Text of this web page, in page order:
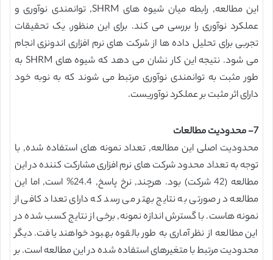
این مطالعه, رابطه میان شیوه های SHRM, توانمندی نوآوری و
عملکرد نوآوری را بررسی می کند. برای این منظور, یک تحقیقات
تجربی برای تحلیل داده ها از شرکت های نرم افزاری اندونزی انجام
می شود. نتیجه این کار نشان می دهد که شیوه های SHRM به
طور مثبت به توانمندی نوآوری مرتبط می شوند که به نوبه خود
دارای اثر مثبت بر عملکرد نوآوریست.
7- محدودیت مطالعات
محدودیت اصلی این مطالعه, تعداد نمونه های استفاده شده, با
توجه به تعداد محدود شرکت های نرم افزاری مشارکت کننده در این
مطالعه (42 شرکت) بود. هرچند, نرخ پاسخ, 24.4% است, اما این
مطالعه در صورتی به نتایج بهتر می رسد که دارای تعداد کافی از
نمونه هاست. با گسترش اندازه نمونه, برخی از نتایج کسب شده در
این مطالعه از نظر آماری به طور بالقوه بهبود خواهند یافت. دیگر
محدودیت مرتبط با متغیرهای استفاده شده در این مطالعه است. بر